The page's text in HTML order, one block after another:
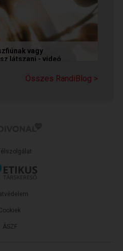
vagy
látszani - videó
vagy Jégkirálynőként
Összes RandiBlog >
ÁSZF